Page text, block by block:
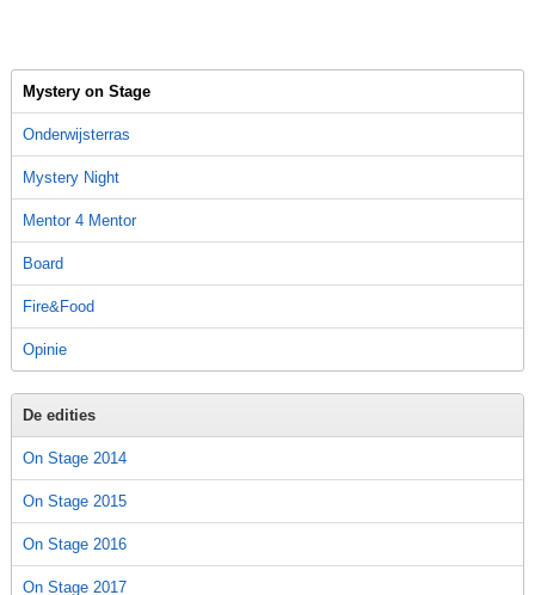
Mystery on Stage
Onderwijsterras
Mystery Night
Mentor 4 Mentor
Board
Fire&Food
Opinie
De edities
On Stage 2014
On Stage 2015
On Stage 2016
On Stage 2017